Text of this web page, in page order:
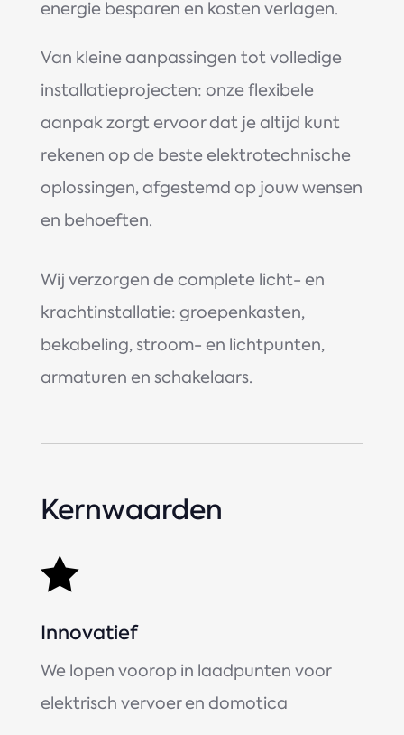
energie besparen en kosten verlagen.
Van kleine aanpassingen tot volledige
installatieprojecten: onze flexibele
aanpak zorgt ervoor dat je altijd kunt
rekenen op de beste elektrotechnische
oplossingen, afgestemd op jouw wensen
en behoeften.
Wij verzorgen de complete licht- en
krachtinstallatie: groepenkasten,
bekabeling, stroom- en lichtpunten,
armaturen en schakelaars.
Kernwaarden

Innovatief
We lopen voorop in laadpunten voor
elektrisch vervoer en domotica